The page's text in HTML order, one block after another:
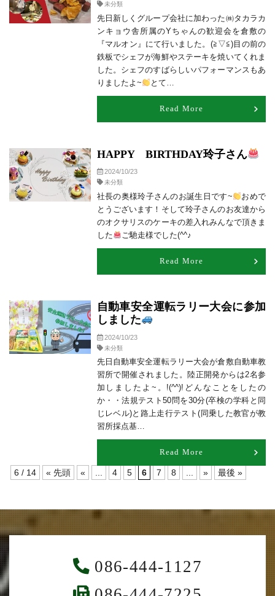
未分類
先日新しくグループ会社に加わった㈱タカラカ
ンキョウ舎所属のYちゃんの歓迎会を倉敷の
『マルオン』にて行いました。(≧▽≦)目の前の
鉄板でシェフが海鮮やステーキを焼いてくれま
した。シェフのすばらしいパフォーマンスもあ
りましたよ~
とて…
Read More
HAPPY BIRTHDAY玲子さん
2024/10/23
未分類
社長の奥様玲子さんのお誕生日です~
おめで
とうございます！そして玲子さんのお友達から
のオクサリスのケーキの差入れみんなで頂きま
した
ご馳走様でした(^^♪
Read More
自動車安全運転ラリー大会に参加
しました
2024/10/23
未分類
先日自動車安全運転ラリー大会が倉敷自動車教
習所で開催されました。陸正開発からは2名参
加しましたよ~。!(^^)!どんなことをしたの
か・・法規テスト50問を30分(卒検の学科と同
じレベル)と路上走行テスト(同乗した教官が教
習所採点基…
Read More
6 / 14 « 先頭 « 4 5 6 7 8 » 最後 »
086-444-1127